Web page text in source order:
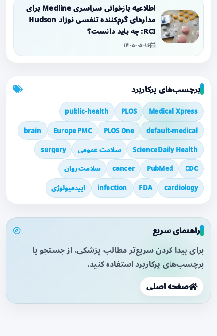
اطلاعیه بازخوانی سراسری Medline برای
مدارهای گرم‌کننده تنفسی نوزاد Hudson
RCI: چه باید دانست؟
۱۴۰۵-۰۵-۱۶
برچسب‌های پرکاربرد
Medical Xpress
PLOS
public-health
default-medical
PLOS One
Europe PMC
brain
ScienceDaily Health سلامت عمومی surgery
CDC
PubMed
cancer سلامت روان
cardiology
FDA
infection اپیدمیولوژی
راهنمای سریع
برای پیدا کردن سریع‌تر مطالب پزشکی، از جستجو یا
برچسب‌های پرکاربرد استفاده کنید.
صفحه اصلی